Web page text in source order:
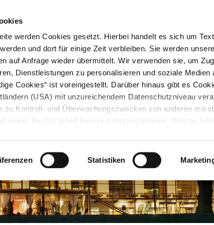
werden Cookies gesetzt. Hierbei handelt es sich um
und dort für einige Zeit verbleiben. Sie werden
auf Anfrage wieder übermittelt. Wir verwenden sie, um
Dienstleistungen zu personalisieren und soziale Medien
Cookies“ ist voreingestellt. Darüber hinaus gibt es
(USA) mit unzureichendem Datenschutzniveau
zu Kontroll- und Überwachungszwecken von anderen
einem Rechtsbehelf hiervor schützen können. Welche
Die von Ihnen getroffene Auswahl der gewünschten
angepasst oder
werden.
Statistiken